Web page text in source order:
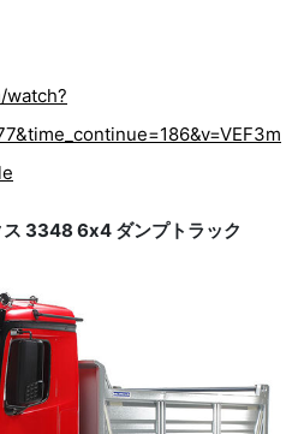
watch?
ス 3348 6x4 ダンプトラック